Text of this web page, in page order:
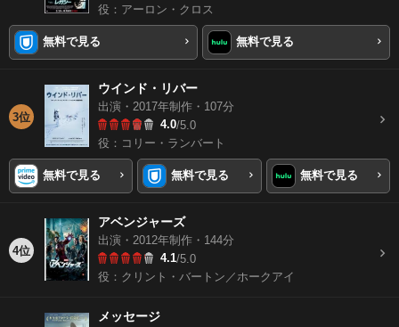
役：アーロン・クロス
無料で見る 無料で見る
3位
ウインド・リバー
出演・2017年制作・107分
4.0/5.0
役：コリー・ランバート
無料で見る 無料で見る 無料で見る
4位
アベンジャーズ
出演・2012年制作・144分
4.1/5.0
役：クリント・バートン／ホークアイ
メッセージ